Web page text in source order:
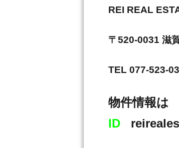
REI REAL
〒520-0031 滋
TEL 077-523-
物件情報は
ID